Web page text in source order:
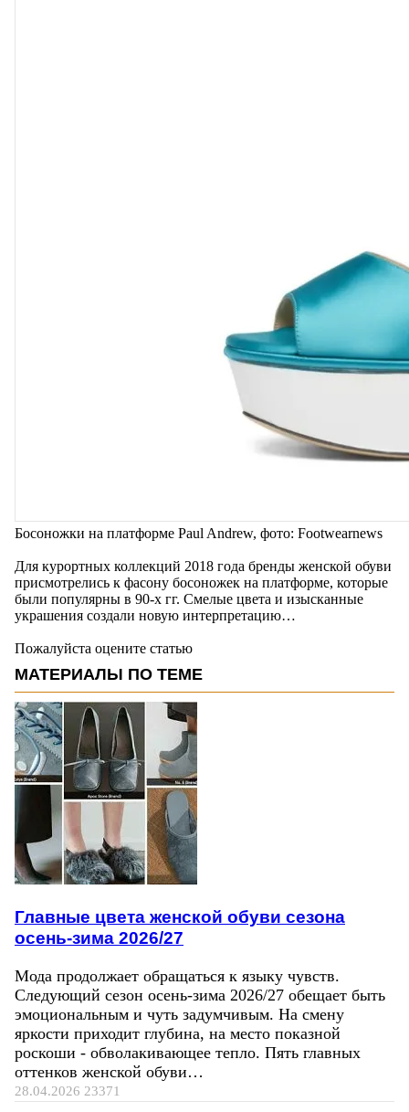
Босоножки на платформе Paul Andrew, фото: Footwearnews
Для курортных коллекций 2018 года бренды женской обуви
присмотрелись к фасону босоножек на платформе, которые
были популярны в 90-х гг. Смелые цвета и изысканные
украшения создали новую интерпретацию…
Пожалуйста оцените статью
МАТЕРИАЛЫ ПО ТЕМЕ
Главные цвета женской обуви сезона
осень-зима 2026/27
Мода продолжает обращаться к языку чувств.
Следующий сезон осень-зима 2026/27 обещает быть
эмоциональным и чуть задумчивым. На смену
яркости приходит глубина, на место показной
роскоши - обволакивающее тепло. Пять главных
оттенков женской обуви…
28.04.2026 23371